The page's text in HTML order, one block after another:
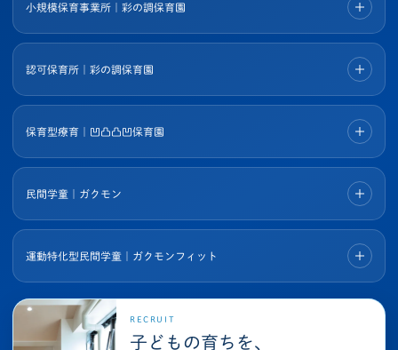
小規模保育事業所｜彩の調保育園
認可保育所｜彩の調保育園
保育型療育｜凹凸凸凹保育園
民間学童｜ガクモン
運動特化型民間学童｜ガクモンフィット
RECRUIT
子どもの育ちを、